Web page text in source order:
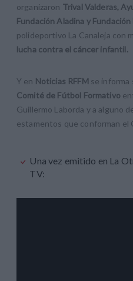
organizaron Trival Valderas,
Fundación Aladina y Fundación
polideportivo La Canaleja con
lucha contra el cáncer infantil.
Y en Noticias RFFM se informa
Comité de Fútbol Formativo
Guillermo Laborda y a alguno
estamentos que conforman el
Una vez emitido en La
TV: